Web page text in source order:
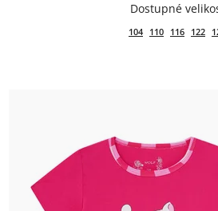
104 110 116 122